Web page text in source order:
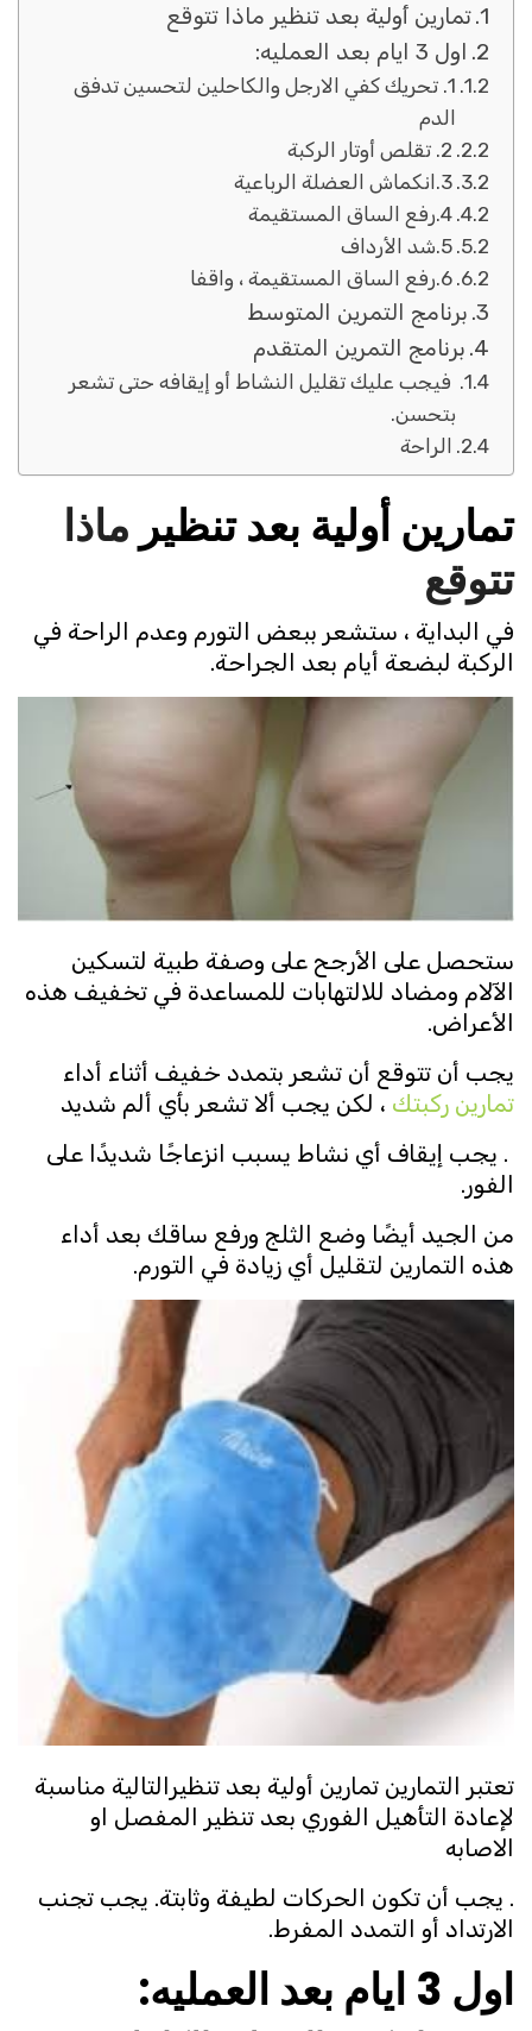
تمارين أولية بعد تنظير ماذا تتوقع
اول 3 ايام بعد العمليه:
1. تحريك كفي الارجل والكاحلين لتحسين تدفق
الدم
2. تقلص أوتار الركبة
3.انكماش العضلة الرباعية
4.رفع الساق المستقيمة
5.شد الأرداف
6.رفع الساق المستقيمة ، واقفا
برنامج التمرين المتوسط
برنامج التمرين المتقدم
فيجب عليك تقليل النشاط أو إيقافه حتى تشعر
بتحسن.
الراحة
تمارين أولية بعد تنظير ماذا
تتوقع
في البداية ، ستشعر ببعض التورم وعدم الراحة في
الركبة لبضعة أيام بعد الجراحة.
ستحصل على الأرجح على وصفة طبية لتسكين
الآلام ومضاد للالتهابات للمساعدة في تخفيف هذه
الأعراض.
يجب أن تتوقع أن تشعر بتمدد خفيف أثناء أداء
تمارين ركبتك، لكن يجب ألا تشعر بأي ألم شديد
. يجب إيقاف أي نشاط يسبب انزعاجًا شديدًا على
الفور.
من الجيد أيضًا وضع الثلج ورفع ساقك بعد أداء
هذه التمارين لتقليل أي زيادة في التورم.
تعتبر التمارين تمارين أولية بعد تنظيرالتالية مناسبة
لإعادة التأهيل الفوري بعد تنظير المفصل او
الاصابه
. يجب أن تكون الحركات لطيفة وثابتة. يجب تجنب
الارتداد أو التمدد المفرط.
اول 3 ايام بعد العمليه: